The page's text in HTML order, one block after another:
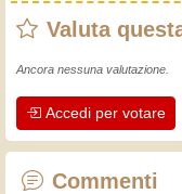
fatto
è una
Valuta
Ancora nessuna valutazione.
Accedi per votare
Commenti